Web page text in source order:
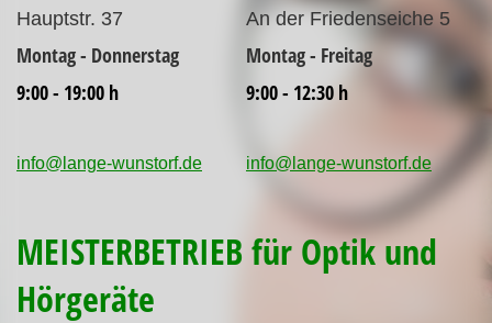
Hauptstr. 37
An der Friedenseiche 5
Montag - Donnerstag
Montag - Freitag
9:00 - 19:00 h
9:00 - 12:30 h
info@lange-wunstorf.de info@lange-wunstorf.de
MEISTERBETRIEB für Optik und
Hörgeräte